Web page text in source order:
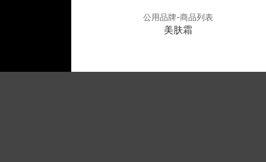
公用品牌-商品列表
美肤霜